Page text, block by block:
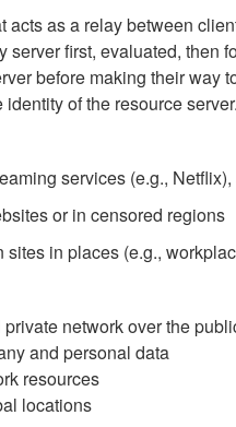
as a relay between
first, evaluated, then
before making their way
of the resource server.
services (e.g.,
or in censored regions
in places (e.g.,
network over the
and personal data
resources
locations